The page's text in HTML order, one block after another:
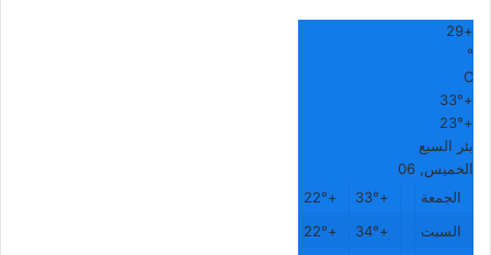
+
29
°
C
+
33°
+
23°
بئر السبع
الخميس, 06
الجمعة
+
33°
+
22°
السبت
+
34°
+
22°